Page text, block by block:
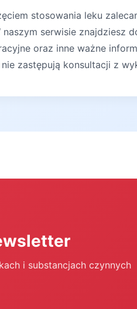
stosowania leku
naszym serwisie znajdziesz
oraz inne ważne
zastępują konsultacji z
i substancjach czynnych